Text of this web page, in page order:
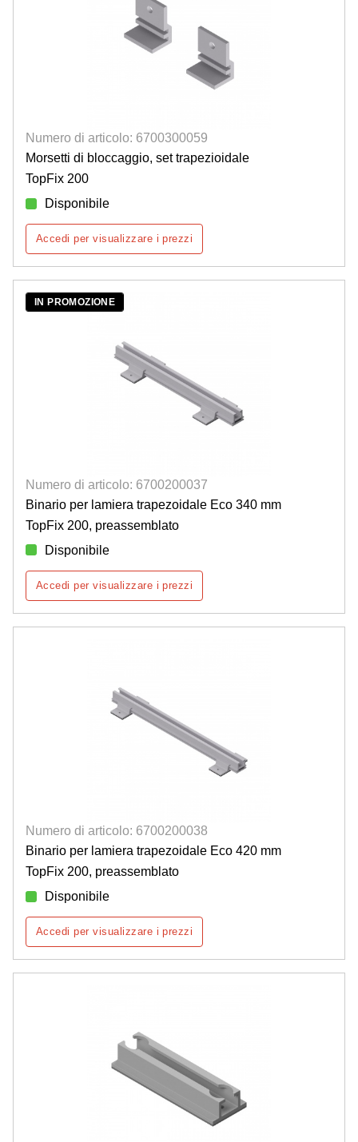
Numero di articolo: 6700300059
Morsetti di bloccaggio, set trapezioidale
TopFix 200
Disponibile
Accedi per visualizzare i prezzi
IN PROMOZIONE
Numero di articolo: 6700200037
Binario per lamiera trapezoidale Eco 340 mm
TopFix 200, preassemblato
Disponibile
Accedi per visualizzare i prezzi
Numero di articolo: 6700200038
Binario per lamiera trapezoidale Eco 420 mm
TopFix 200, preassemblato
Disponibile
Accedi per visualizzare i prezzi